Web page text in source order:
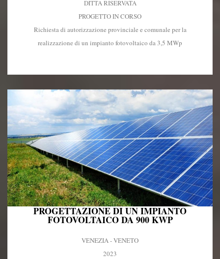
DITTA RISERVATA
PROGETTO IN CORSO
Richiesta di autorizzazione provinciale e comunale per la
realizzazione di un impianto fotovoltaico da 3,5 MWp
PROGETTAZIONE DI UN IMPIANTO
FOTOVOLTAICO DA 900 KWP
VENEZIA - VENETO
2023